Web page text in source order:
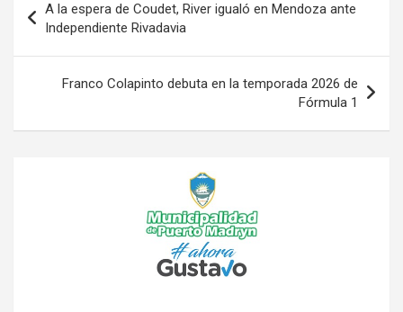
de
entradas
A la espera de Coudet, River igualó en Mendoza ante
Independiente Rivadavia
Franco Colapinto debuta en la temporada 2026 de
Fórmula 1